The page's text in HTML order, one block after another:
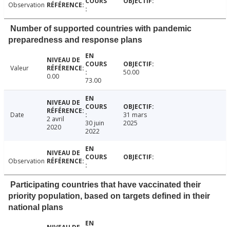
Observation
Number of supported countries with pandemic
preparedness and response plans
Valeur
0.00
73.00
50.00
Date
2 avril
2020
30 juin
2022
31 mars
2025
Observation
Participating countries that have vaccinated their
priority population, based on targets defined in their
national plans